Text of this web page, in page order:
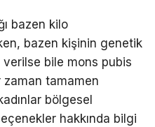
bazen kilo
bazen kişinin genetik
verilse bile mons pubis
tamamen
bölgesel
hakkında bilgi